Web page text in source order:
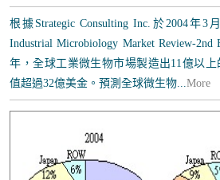
根據Strategic Consulting Inc.於2004年3
Industrial Microbiology Market Review-2nd
年，全球工業微生物市場製造出11億以
值超過32億美金。預測全球微生物...More